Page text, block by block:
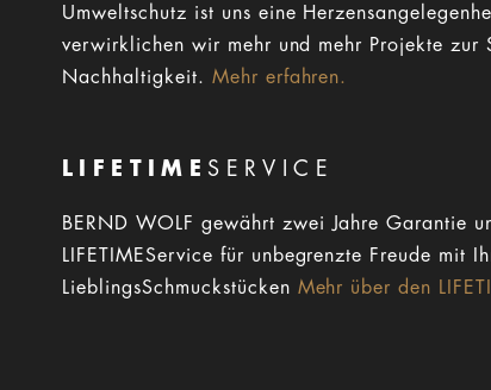
Umweltschutz ist uns eine
verwirklichen wir mehr und mehr Projekte zur
Nachhaltigkeit. Mehr erfahren.
LIFETIME SERVICE
BERND WOLF gewährt zwei Jahre Garantie
LIFETIMEService für unbegrenzte Freude mit
LieblingsSchmuckstücken Mehr über den